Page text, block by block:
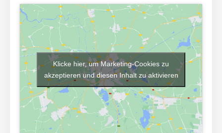
Klicke hier, um Marketing-Cookies zu
akzeptieren und diesen Inhalt zu aktivieren